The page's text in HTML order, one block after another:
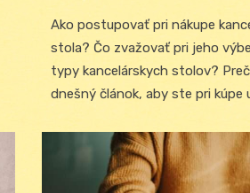
Ako postupovať pri nákupe
stola? Čo zvažovať pri jeho
typy kancelárskych stolov?
dnešný článok, aby ste pri kúpe